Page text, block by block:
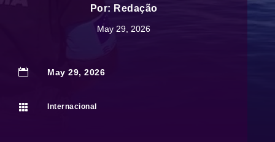
Por: Redação
May 29, 2026
 May 29, 2026
 Internacional